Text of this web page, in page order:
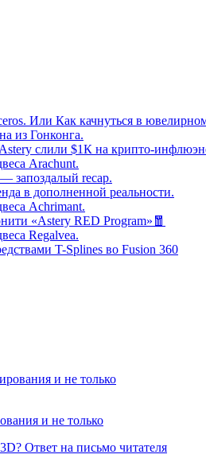
Или Как качнуться в
из Гонконга.
слили $1К на крипто-
Arachunt.
запоздалый recap.
в дополненной реальности.
Achrimant.
«Astery RED Program»🧧
Regalvea.
T-Splines во Fusion 360
и не только